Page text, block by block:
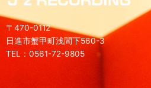
〒470-0112
日進市蟹甲町浅間下560-3
TEL：0561-72-9805